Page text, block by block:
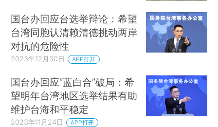
国台办回应台选举辩论：希望
台湾同胞认清赖清德挑动两岸
对抗的危险性
2023年12月30日 APP打开
国台办回应“蓝白合”破局：希
望明年台湾地区选举结果有助
维护台海和平稳定
2023年11月24日 APP打开